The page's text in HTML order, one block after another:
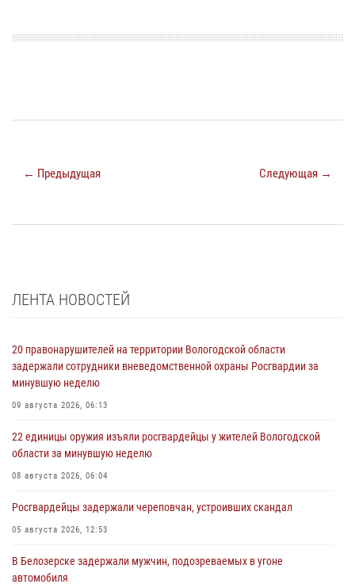
← Предыдущая Следующая →
ЛЕНТА НОВОСТЕЙ
20 правонарушителей на территории Вологодской области
задержали сотрудники вневедомственной охраны Росгвардии за
минувшую неделю
09 августа 2026, 06:13
22 единицы оружия изъяли росгвардейцы у жителей Вологодской
области за минувшую неделю
08 августа 2026, 06:04
Росгвардейцы задержали череповчан, устроивших скандал
05 августа 2026, 12:53
В Белозерске задержали мужчин, подозреваемых в угоне
автомобиля